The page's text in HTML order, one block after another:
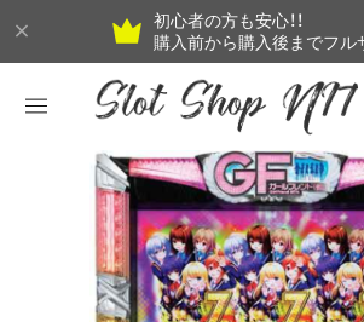
初心者の方も安心！！
購入前から購入後までフル